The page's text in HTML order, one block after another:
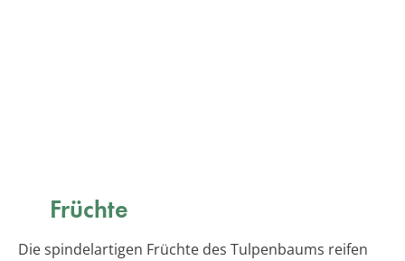
Früchte
Die spindelartigen Früchte des Tulpenbaums reifen